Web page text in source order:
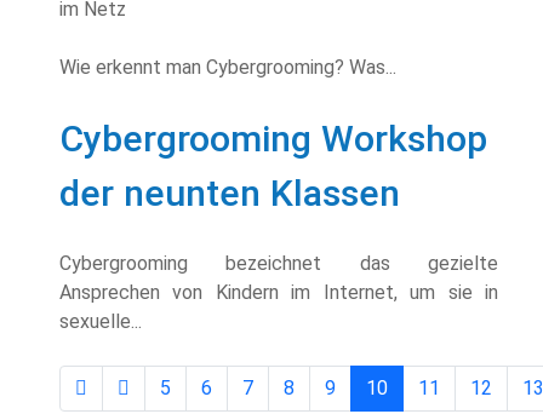
im Netz
Wie erkennt man Cybergrooming? Was...
Cybergrooming Workshop
der neunten Klassen
Cybergrooming bezeichnet das gezielte
Ansprechen von Kindern im Internet, um sie in
sexuelle...
5 6 7 8 9 10 11 12 13